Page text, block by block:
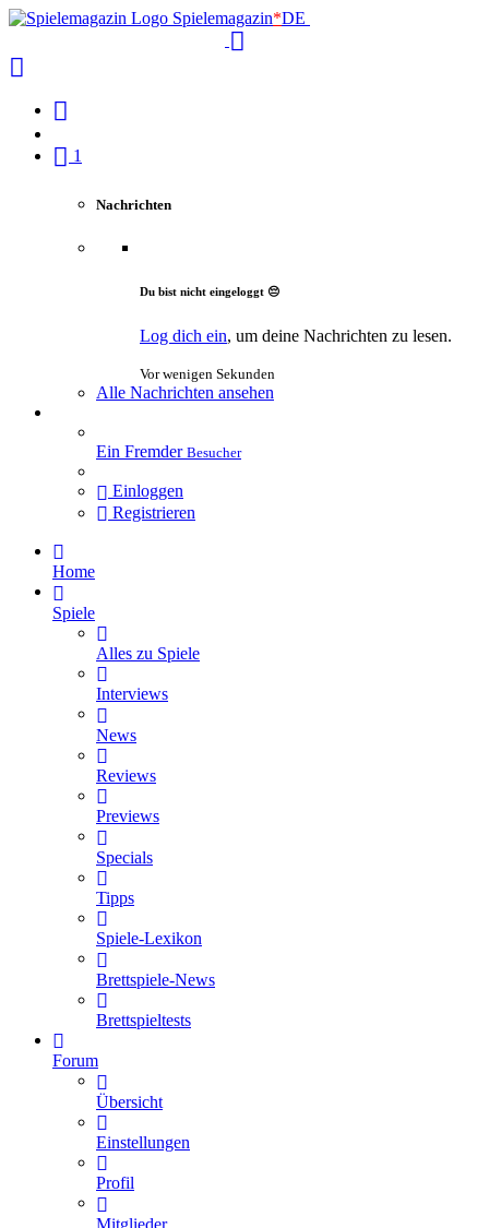
Spielemagazin*DE
1
Nachrichten
Du bist nicht eingeloggt 😔
Log dich ein, um deine Nachrichten zu lesen.
Vor wenigen Sekunden
Alle Nachrichten ansehen
Ein Fremder Besucher
Einloggen
Registrieren
Home
Spiele
Alles zu Spiele
Interviews
News
Reviews
Previews
Specials
Tipps
Spiele-Lexikon
Brettspiele-News
Brettspieltests
Forum
Übersicht
Einstellungen
Profil
Mitglieder